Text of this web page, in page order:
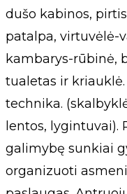
dušo kabinos,
patalpa, virtuvėlė-
kambarys-rūbinė,
tualetas ir
technika.
lentos, lygintuvai).
galimybę sunkiai
organizuoti